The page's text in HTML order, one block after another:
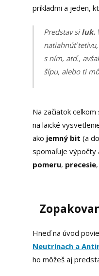
príkladmi a jeden,
Predstav siluk.
natiahnúť
s ním, atď.,
šípu, alebo ti
Na začiatok
na laické
ako jemný bit (a
spomaľuje výpočty
pomeru, precesie
Hneď na úvod
Neutrínach a
ho môžeš aj